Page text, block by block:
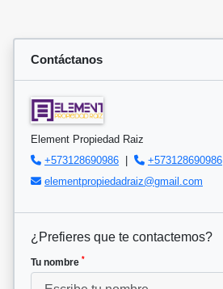
Contáctanos
Element Propiedad Raiz
+573128690986 |
+573128690986
elementpropiedadraiz@gmail.com
¿Prefieres que te contactemos?
Tu nombre *